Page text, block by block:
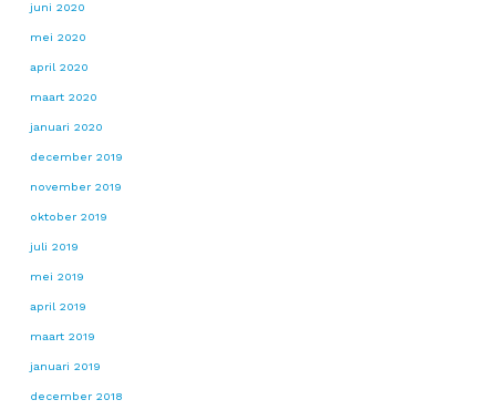
juni 2020
mei 2020
april 2020
maart 2020
januari 2020
december 2019
november 2019
oktober 2019
juli 2019
mei 2019
april 2019
maart 2019
januari 2019
december 2018